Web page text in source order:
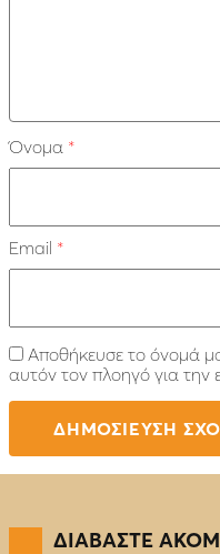
Όνομα *
Email *
Αποθήκευσε το όνομά
αυτόν τον πλοηγό για
ΔΙΑΒΑΣΤΕ